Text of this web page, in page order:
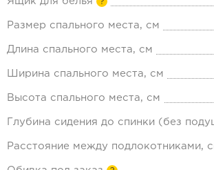
?
Размер спального места, см
Длина спального места, см
Ширина спального места, см
Высота спального места, см
Глубина сидения до спинки (без
Расстояние между подлокотниками,